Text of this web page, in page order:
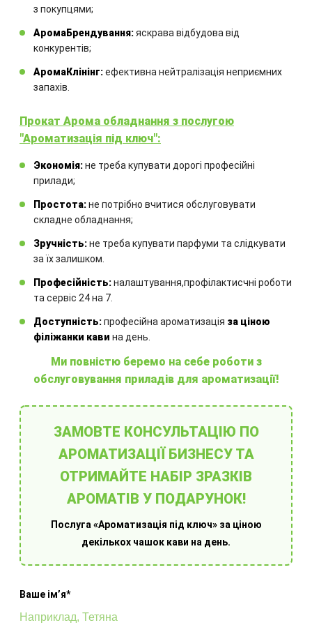
Замовте технічний розрахунок
Комбінація обладнання
окремого проекту.
Інші товари
Обладнання для ароматизації приміщень
Оберіть готове рішення
з покупцями;
АромаБрендування:яскрава відбудова від
конкурентів;
АромаКлінінг:ефективна нейтралізація неприємних
запахів.
Прокат Арома обладнання з послугою
"Ароматизація під ключ":
Экономія:не треба купувати дорогі професійні
прилади;
Простота:не потрібно вчитися обслуговувати
складне обладнання;
Зручність:не треба купувати парфуми та слідкувати
за їх залишком.
Професійність:налаштування,профілактисчні роботи
та сервіс 24 на 7.
Доступність:професійна ароматизація за ціною
філіжанки кави на день.
Ми повністю беремо на себе роботи з
обслуговування приладів для ароматизації!
ЗАМОВТЕ КОНСУЛЬТАЦІЮ ПО
АРОМАТИЗАЦІЇ БИЗНЕСУ ТА
ОТРИМАЙТЕ НАБІР ЗРАЗКІВ
АРОМАТІВ У ПОДАРУНОК!
Послуга «Ароматизація під ключ» за ціною
декількох чашок кави на день.
Ваше імʼя*